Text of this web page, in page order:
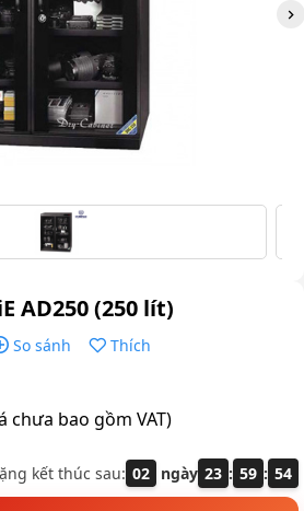
AD250 (250 lít)
So sánh
Thích
chưa bao gồm VAT)
kết thúc sau: 02 ngày 23 : 59 : 54